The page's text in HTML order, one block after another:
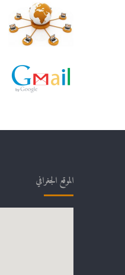
الموقع الجغرافي